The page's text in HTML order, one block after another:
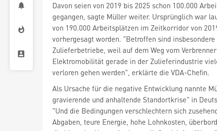
Davon seien von 2019 bis 2025 schon 100.000
gegangen, sagte Müller weiter. Ursprünglich war
von 190.000 Arbeitsplätzen im Zeitkorridor von
vorhergesagt worden. "Betroffen sind insbesondere
Zulieferbetriebe, weil auf dem Weg vom
Elektromobilität gerade in der Zulieferindustrie
verloren gehen werden", erklärte die VDA-Chefin.
Als Ursache für die negative Entwicklung nannte
gravierende und anhaltende Standortkrise" in
"Und die Bedingungen verschlechtern sich
Abgaben, teure Energie, hohe Lohnkosten,